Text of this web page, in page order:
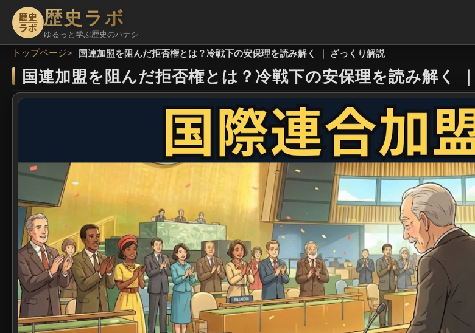
歴史ラボ
ゆるっと学ぶ歴史のハナシ
トップページ 国連加盟を阻んだ拒否権とは？冷戦下の安保理を読み解く ｜ ざっくり解説
国連加盟を阻んだ拒否権とは？冷戦下の安保理を読み解く